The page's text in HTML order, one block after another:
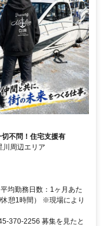
切不問！住宅支援有
川周辺エリア
均勤務日数：1ヶ月あた
憩1時間） ※現場により
370-2256 募集を見たと